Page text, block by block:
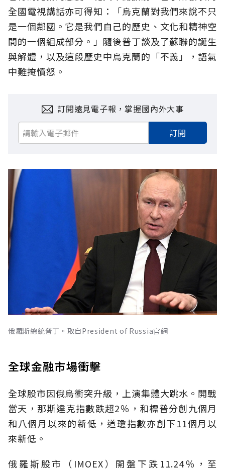
全國電視講話亦可得知：「烏克蘭對我們來說不只
是一個鄰國。它是我們自己的歷史、文化和精神空
間的一個組成部分。」隨後普丁談及了蘇聯的誕生
與解體，以及這段歷史中烏克蘭的「不義」，語氣
中難掩憤怒。
訂閱遠見電子報，掌握國內外大事
訂閱
俄羅斯總統普丁。取自President of Russia官網
全球金融市場衝擊
全球股市因俄烏衝突升級，上演集體大跳水。開戰
當天，那斯達克指數跌超2％，和標普分創九個月
和八個月以來的新低，道瓊指數亦創下11個月以
來新低。
俄羅斯股市（IMOEX）開盤下跌11.24％，至